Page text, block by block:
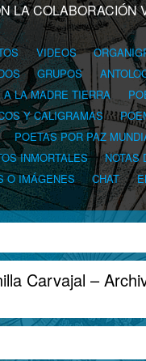
LA COLABORACIÓN
VIDEOS
GRUPOS
A LA MADRE TIERRA
Y CALIGRAMAS
POETAS POR PAZ
INMORTALES
NOTAS
O IMÁGENES CHAT
Carvajal –